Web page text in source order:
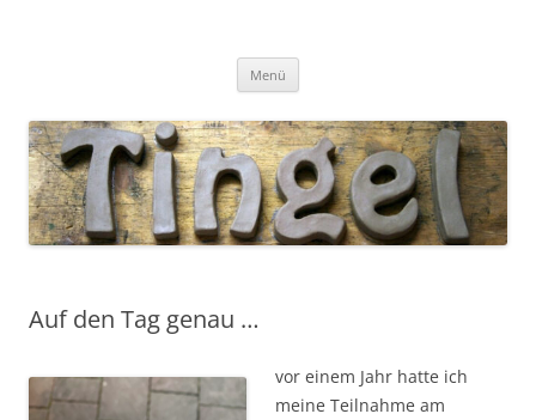
Menü
Auf den Tag genau …
vor einem Jahr hatte ich
meine Teilnahme am